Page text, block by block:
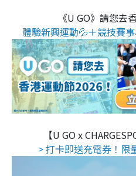
《U GO》請您去
體驗新興運動💦＋競技賽
【U GO x
> 打卡即送充電券！限